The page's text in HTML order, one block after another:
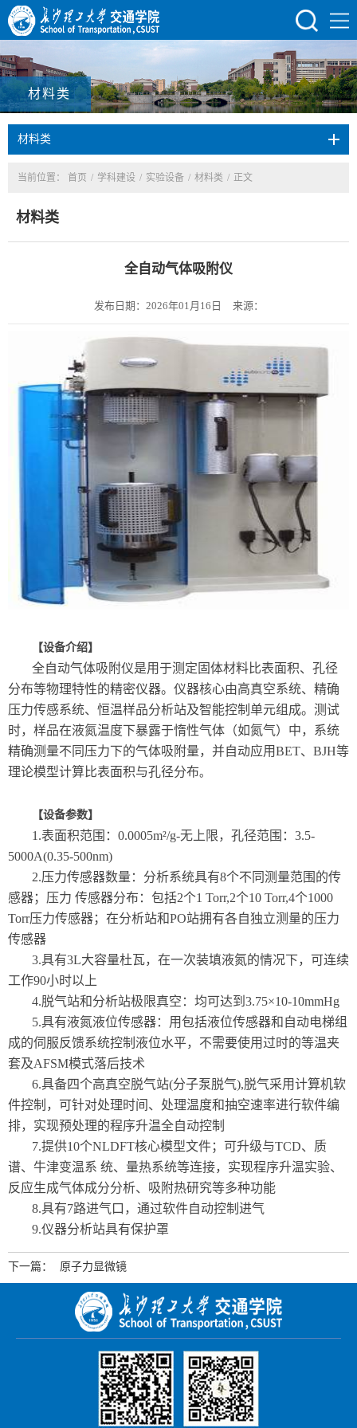
材料类
材料类
当前位置： 首页 / 学科建设 / 实验设备 / 材料类 / 正文
材料类
全自动气体吸附仪
发布日期：2026年01月16日 来源：
【设备介绍】
全自动气体吸附仪是用于测定固体材料比表面积、孔径
分布等物理特性的精密仪器。仪器核心由高真空系统、精确
压力传感系统、恒温样品分析站及智能控制单元组成。测试
时，样品在液氮温度下暴露于惰性气体（如氮气）中，系统
精确测量不同压力下的气体吸附量，并自动应用BET、BJH等
理论模型计算比表面积与孔径分布。
【设备参数】
1.表面积范围：0.0005m²/g-无上限，孔径范围：3.5-
5000A(0.35-500nm)
2.压力传感器数量：分析系统具有8个不同测量范围的传
感器；压力 传感器分布：包括2个1 Torr,2个10 Torr,4个1000
Torr压力传感器；在分析站和PO站拥有各自独立测量的压力
传感器
3.具有3L大容量杜瓦，在一次装填液氮的情况下，可连续
工作90小时以上
4.脱气站和分析站极限真空：均可达到3.75×10-10mmHg
5.具有液氮液位传感器：用包括液位传感器和自动电梯组
成的伺服反馈系统控制液位水平，不需要使用过时的等温夹
套及AFSM模式落后技术
6.具备四个高真空脱气站(分子泵脱气),脱气采用计算机软
件控制，可针对处理时间、处理温度和抽空速率进行软件编
排，实现预处理的程序升温全自动控制
7.提供10个NLDFT核心模型文件；可升级与TCD、质
谱、牛津变温系 统、量热系统等连接，实现程序升温实验、
反应生成气体成分分析、吸附热研究等多种功能
8.具有7路进气口，通过软件自动控制进气
9.仪器分析站具有保护罩
下一篇： 原子力显微镜